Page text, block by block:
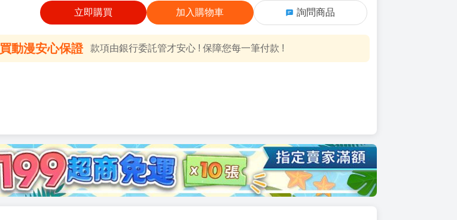
立即購買 加入購物車 詢問商品
買動漫安心保證 款項由銀行委託管才安心 ! 保障您每一筆付款 !